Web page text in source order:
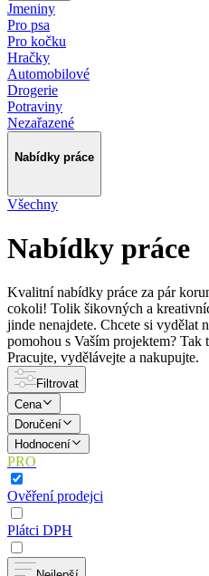
Jmeniny
Pro psa
Pro kočku
Hračky
Automobilové
Drogerie
Potraviny
Nezařazené
Nabídky práce
Všechny
Nabídky práce
Kvalitní nabídky práce za pár
cokoli! Tolik šikovných a
jinde nenajdete. Chcete si vydělat
pomohou s Vaším projektem? Tak
Pracujte, vydělávejte a nakupujte.
Filtrovat
Cena
Doručení
Hodnocení
PRO
Ověření prodejci
Plátci DPH